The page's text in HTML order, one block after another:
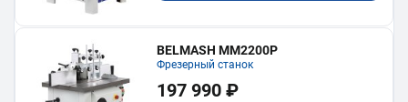
BELMASH MM2200P
Фрезерный станок
197 990 ₽